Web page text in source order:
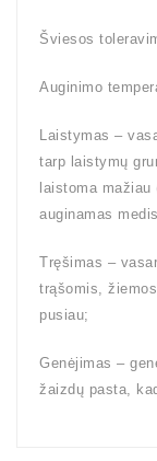
Šviesos
Auginimo
Laistymas –
tarp laistymų
laistoma
auginamas
Tręšimas –
trąšomis,
pusiau;
Genėjimas –
žaizdų pasta,